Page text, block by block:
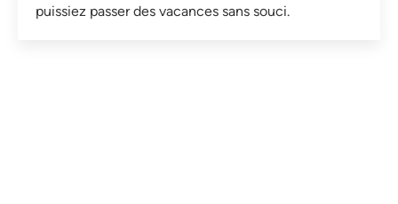
puissiez passer des vacances sans souci.